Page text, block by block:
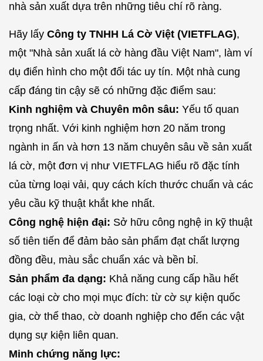
nhà sản xuất dựa trên những tiêu chí rõ ràng.
Hãy lấy Công ty TNHH Lá Cờ Việt (VIETFLAG),
một "Nhà sản xuất lá cờ hàng đầu Việt Nam", làm ví
dụ điển hình cho một đối tác uy tín. Một nhà cung
cấp đáng tin cậy sẽ có những đặc điểm sau:
Kinh nghiệm và Chuyên môn sâu: Yếu tố quan
trọng nhất. Với kinh nghiệm hơn 20 năm trong
ngành in ấn và hơn 13 năm chuyên sâu về sản xuất
lá cờ, một đơn vị như VIETFLAG hiểu rõ đặc tính
của từng loại vải, quy cách kích thước chuẩn và các
yêu cầu kỹ thuật khắt khe nhất.
Công nghệ hiện đại: Sở hữu công nghệ in kỹ thuật
số tiên tiến để đảm bảo sản phẩm đạt chất lượng
đồng đều, màu sắc chuẩn xác và bền bỉ.
Sản phẩm đa dạng: Khả năng cung cấp hầu hết
các loại cờ cho mọi mục đích: từ cờ sự kiện quốc
gia, cờ thể thao, cờ doanh nghiệp cho đến các vật
dụng sự kiện liên quan.
Minh chứng năng lực: